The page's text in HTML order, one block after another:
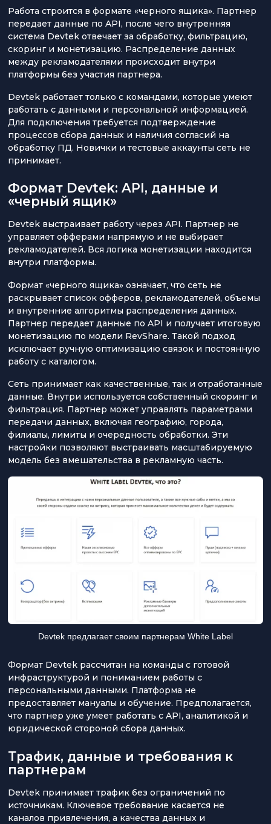
Работа строится в формате «черного ящика». Партнер
передает данные по API, после чего внутренняя
система Devtek отвечает за обработку, фильтрацию,
скоринг и монетизацию. Распределение данных
между рекламодателями происходит внутри
платформы без участия партнера.
Devtek работает только с командами, которые умеют
работать с данными и персональной информацией.
Для подключения требуется подтверждение
процессов сбора данных и наличия согласий на
обработку ПД. Новички и тестовые аккаунты сеть не
принимает.
Формат Devtek: API, данные и
«черный ящик»
Devtek выстраивает работу через API. Партнер не
управляет офферами напрямую и не выбирает
рекламодателей. Вся логика монетизации находится
внутри платформы.
Формат «черного ящика» означает, что сеть не
раскрывает список офферов, рекламодателей, объемы
и внутренние алгоритмы распределения данных.
Партнер передает данные по API и получает итоговую
монетизацию по модели RevShare. Такой подход
исключает ручную оптимизацию связок и постоянную
работу с каталогом.
Сеть принимает как качественные, так и отработанные
данные. Внутри используется собственный скоринг и
фильтрация. Партнер может управлять параметрами
передачи данных, включая географию, города,
филиалы, лимиты и очередность обработки. Эти
настройки позволяют выстраивать масштабируемую
модель без вмешательства в рекламную часть.
Devtek предлагает своим партнерам White Label
Формат Devtek рассчитан на команды с готовой
инфраструктурой и пониманием работы с
персональными данными. Платформа не
предоставляет мануалы и обучение. Предполагается,
что партнер уже умеет работать с API, аналитикой и
юридической стороной сбора данных.
Трафик, данные и требования к
партнерам
Devtek принимает трафик без ограничений по
источникам. Ключевое требование касается не
каналов привлечения, а качества данных и